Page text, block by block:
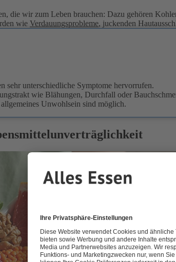
die wir zum Leben brauchen: Dazu gehören
wie Verdauungsprobleme, juckenden
sehr unterschiedliche Symptome hervorrufen.
wie Blähungen, Durchfall oder
Unwohlsein sind möglich.